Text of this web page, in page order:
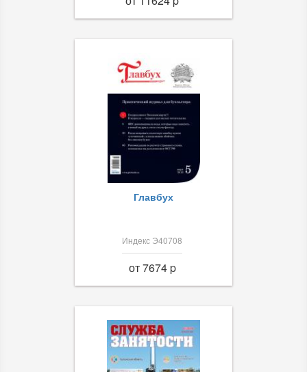
Главбух
Индекс Э40708
от 7674 p